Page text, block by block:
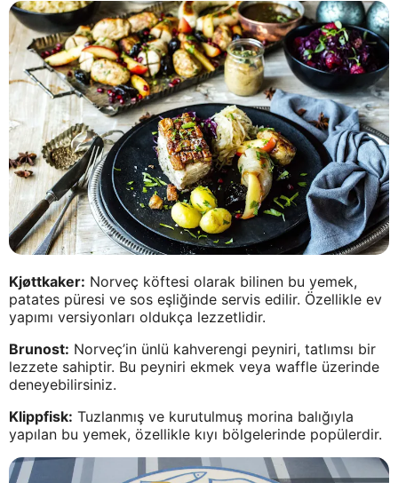
Kjøttkaker: Norveç köftesi olarak bilinen bu yemek,
patates püresi ve sos eşliğinde servis edilir. Özellikle ev
yapımı versiyonları oldukça lezzetlidir.
Brunost: Norveç’in ünlü kahverengi peyniri, tatlımsı bir
lezzete sahiptir. Bu peyniri ekmek veya waffle üzerinde
deneyebilirsiniz.
Klippfisk: Tuzlanmış ve kurutulmuş morina balığıyla
yapılan bu yemek, özellikle kıyı bölgelerinde popülerdir.